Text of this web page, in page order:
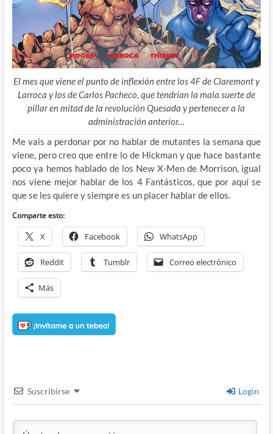
El mes que viene el punto de inflexión entre los 4F de Claremont y
Larroca y los de Carlos Pacheco, que tendrían la mala suerte de
pillar en mitad de la revolución Quesada y pertenecer a la
administración anterior…
Me vais a perdonar por no hablar de mutantes la semana que
viene, pero creo que entre lo de Hickman y que hace bastante
poco ya hemos hablado de los New X-Men de Morrison, igual
nos viene mejor hablar de los 4 Fantásticos, que por aquí se
que se les quiere y siempre es un placer hablar de ellos.
Comparte esto:
X Facebook WhatsApp
Reddit Tumblr Correo electrónico
Más
Suscribirse Login